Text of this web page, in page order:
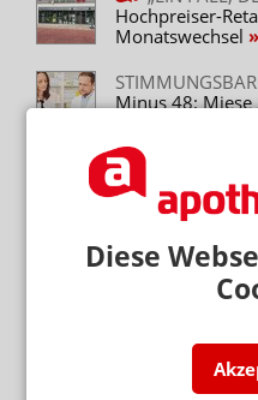
Diese
Hochpreiser-
Monatswechsel
Minus 48:
Wegen
entwickelt Tool
REFORM DES
Schutzniveau für